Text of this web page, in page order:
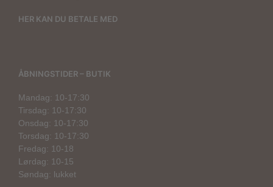
HER KAN DU BETALE MED
ÅBNINGSTIDER – BUTIK
Mandag: 10-17:30
Tirsdag: 10-17:30
Onsdag: 10-17:30
Torsdag: 10-17:30
Fredag: 10-18
Lørdag: 10-15
Søndag: lukket